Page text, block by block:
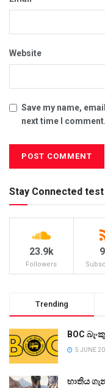
Website
Save my name,
next time I comment.
Stay Connected test
23.9k
Followers
Trending
BOC
5 JUNE
භාතිය